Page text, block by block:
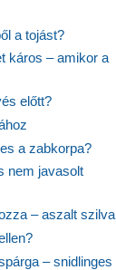
a tojást?
káros – amikor a
előtt?
a zabkorpa?
nem javasolt
– aszalt szilva
– snidlinges